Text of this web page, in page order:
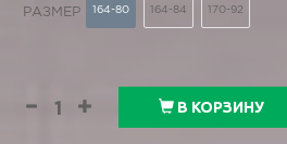
РАЗМЕР 164-80 164-84 170-92
В КОРЗИНУ